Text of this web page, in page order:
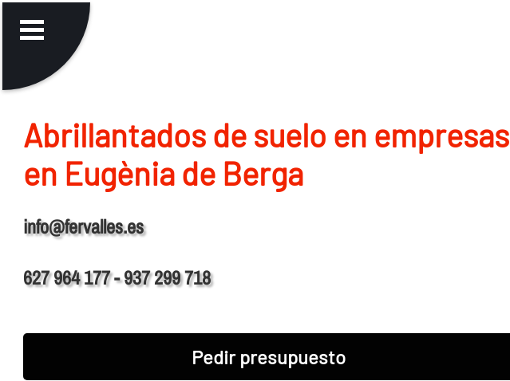
Abrillantados de suelo en empresas
en Eugènia de Berga
info@fervalles.es
627 964 177 - 937 299 718
Pedir presupuesto